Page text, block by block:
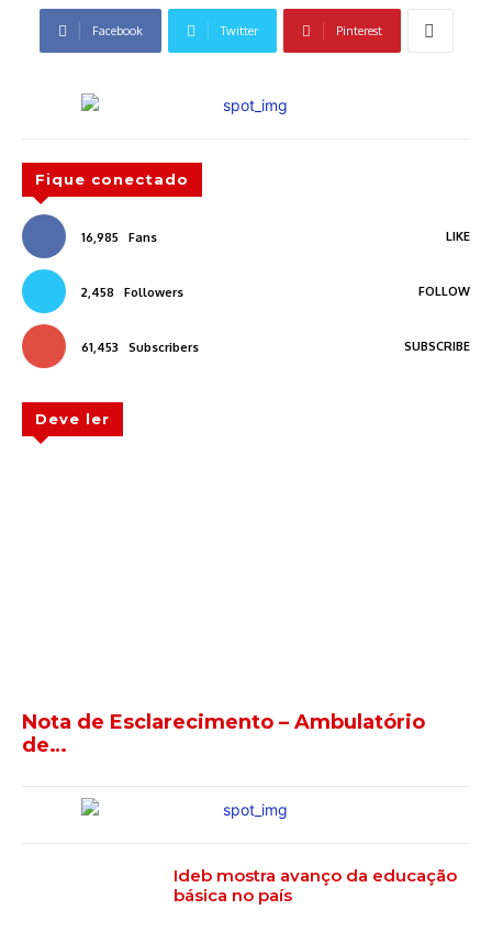
Facebook Twitter Pinterest
Fique conectado
16,985 Fans LIKE
2,458 Followers FOLLOW
61,453 Subscribers SUBSCRIBE
Deve ler
Nota de Esclarecimento – Ambulatório
de…
Ideb mostra avanço da educação
básica no país